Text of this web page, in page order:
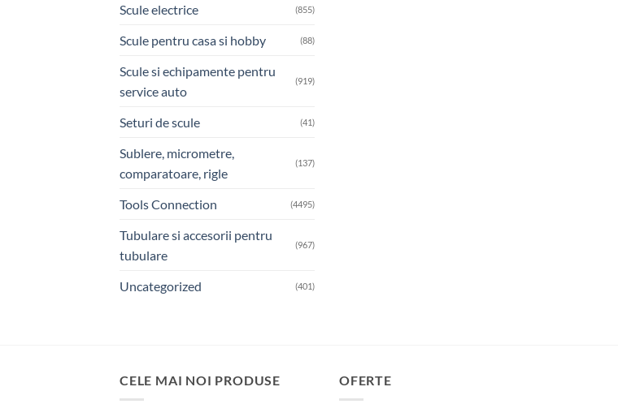
Scule electrice (855)
Scule pentru casa si hobby (88)
Scule si echipamente pentru
service auto
(919)
Seturi de scule (41)
Sublere, micrometre,
comparatoare, rigle
(137)
Tools Connection (4495)
Tubulare si accesorii pentru
tubulare
(967)
Uncategorized (401)
CELE MAI NOI PRODUSE OFERTE